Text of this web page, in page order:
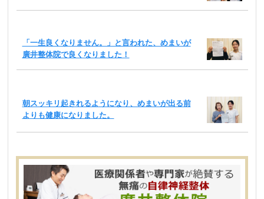
「一生良くなりません。」と言われた、めまいが
廣井整体院で良くなりました！
朝スッキリ起きれるようになり、めまいが出る前
よりも健康になりました。